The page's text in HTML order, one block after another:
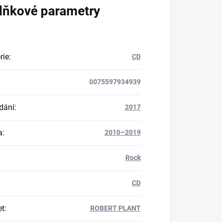
parametry
: CD
0075597934939
: 2017
: 2010–2019
Rock
CD
: ROBERT PLANT